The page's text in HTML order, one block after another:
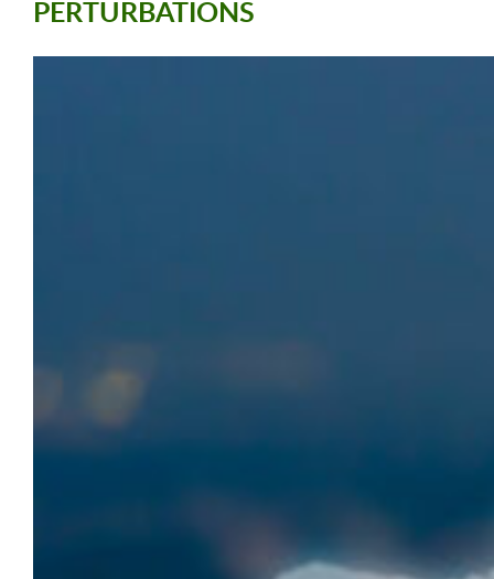
PERTURBATIONS